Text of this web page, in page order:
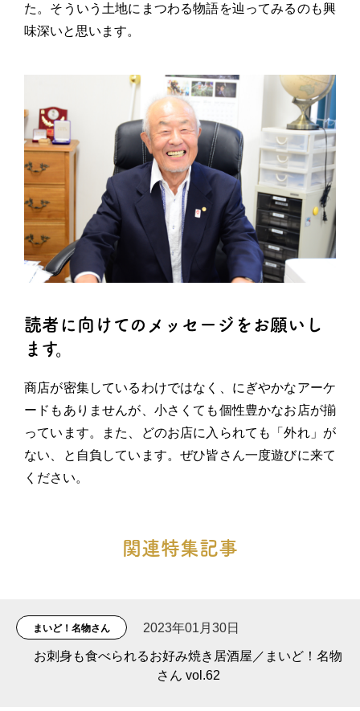
た。そういう土地にまつわる物語を辿ってみるのも興
味深いと思います。
読者に向けてのメッセージをお願いし
ます。
商店が密集しているわけではなく、にぎやかなアーケ
ードもありませんが、小さくても個性豊かなお店が揃
っています。また、どのお店に入られても「外れ」が
ない、と自負しています。ぜひ皆さん一度遊びに来て
ください。
関連特集記事
まいど！名物さん 2023年01月30日
お刺身も食べられるお好み焼き居酒屋／まいど！名物
さん vol.62